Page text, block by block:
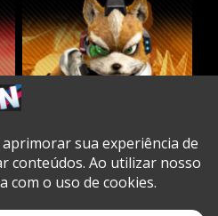
YoutubeSpotifyCookie